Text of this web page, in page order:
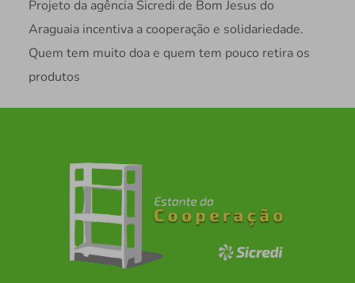
Projeto da agência Sicredi de Bom Jesus do
Araguaia incentiva a cooperação e solidariedade.
Quem tem muito doa e quem tem pouco retira os
produtos